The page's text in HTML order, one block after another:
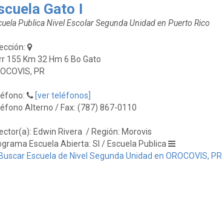
Gato I
Publica Nivel Escolar Segunda Unidad en Puerto Rico
155 Km 32 Hm 6 Bo Gato
PR
[ver teléfonos]
Alterno / Fax: (787) 867-0110
Edwin Rivera / Región: Morovis
Escuela Abierta: SI / Escuela Publica
Buscar Escuela de Nivel Segunda Unidad en OROCOVIS, PR